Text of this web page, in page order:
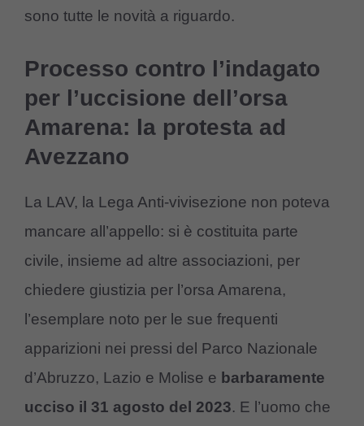
sono tutte le novità a riguardo.
Processo contro l’indagato
per l’uccisione dell’orsa
Amarena: la protesta ad
Avezzano
La LAV, la Lega Anti-vivisezione non poteva
mancare all’appello: si è costituita parte
civile, insieme ad altre associazioni, per
chiedere giustizia per l’orsa Amarena,
l’esemplare noto per le sue frequenti
apparizioni nei pressi del Parco Nazionale
d’Abruzzo, Lazio e Molise e barbaramente
ucciso il 31 agosto del 2023. E l’uomo che